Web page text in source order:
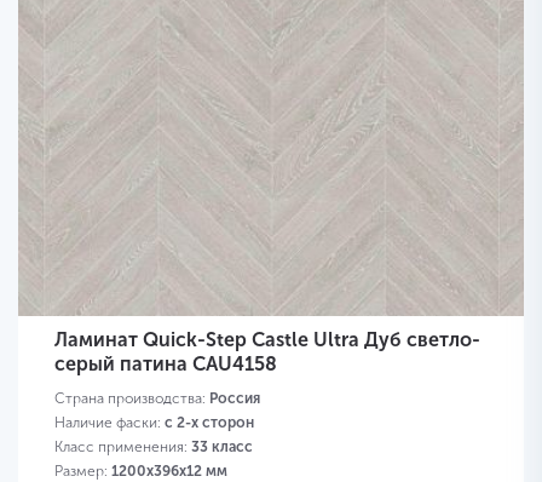
Ламинат Quick-Step Castle Ultra Дуб светло-
серый патина CAU4158
Страна производства: Россия
Наличие фаски: с 2-х сторон
Класс применения: 33 класс
Размер: 1200х396х12 мм